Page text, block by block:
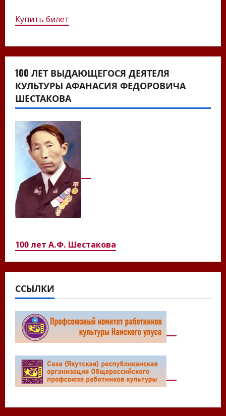
Купить билет
100 ЛЕТ ВЫДАЮЩЕГОСЯ ДЕЯТЕЛЯ
КУЛЬТУРЫ АФАНАСИЯ ФЕДОРОВИЧА
ШЕСТАКОВА
100 лет А.Ф. Шестакова
ССЫЛКИ